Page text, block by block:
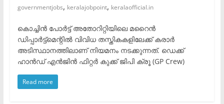
governmentjobs, keralajobpoint, keralaofficial.in
കൊച്ചിൻ പോർട്ട് അതോറിറ്റിയിലെ മറൈൻ
ഡിപ്പാർട്ട്മെന്റിൽ വിവിധ തസ്തികകളിലേക്ക് കരാർ
അടിസ്ഥാനത്തിലാണ് നിയമനം നടക്കുന്നത്. ​ഡെക്ക്
ഹാൻഡ് ​എൻജിൻ ഫിറ്റർ ​കുക്ക് ​ജിപി ക്രൂ (GP Crew)
Read more